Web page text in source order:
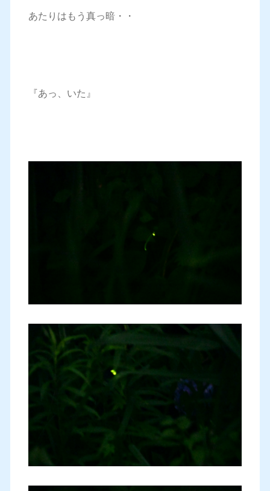
あたりはもう真っ暗・・
『あっ、いた』